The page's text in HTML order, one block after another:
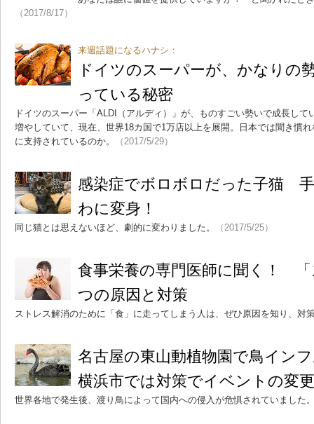
（2017/8/17）
来週話題になるハナシ：
ドイツのスーパーが、かなりの
っている秘密
ドイツのスーパー「ALDI（アルディ）」が、ものすごい勢いで成長し
増やしていて、現在、世界18カ国で1万店以上を展開。日本では聞き慣
に支持されているのか。
（2017/5/29）
感染症でボロボロだった子猫
わに変身！
同じ猫とは思えないほど、劇的に変わりました。 （2017/5/25）
食事栄養の専門医師に聞く！
つの原因と対策
ストレス解消のために「食」に走ってしまう人は、ぜひ原因を知り、対
名古屋の東山動植物園で鳥イ
横浜市では対策でイベントの変
世界各地で発生後、渡り鳥によって国内への侵入が危惧されていました